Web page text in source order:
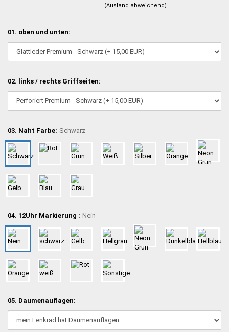
(Ausland abweichend)
01. oben und unten:
02. links / rechts Griffseiten:
03. Naht Farbe: Schwarz
04. 12Uhr Markierung : Nein
05. Daumenauflagen: